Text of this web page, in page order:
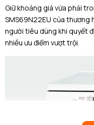
Giữ khoảng giá vừa phải
SMS69N22EU của thương
người tiêu dùng khi quyết
nhiều ưu điểm vượt trội.